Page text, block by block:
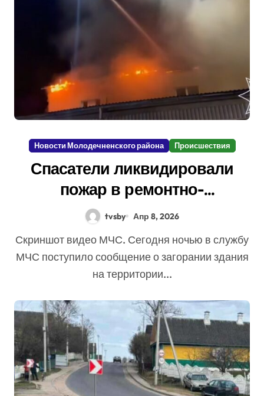
Новости Молодечненского района Происшествия
Спасатели ликвидировали
пожар в ремонтно-
инструментальном цехе в
tvsby Апр 8, 2026
Скриншот видео МЧС. Сегодня ночью в службу
МЧС поступило сообщение о загорании здания
на территории...